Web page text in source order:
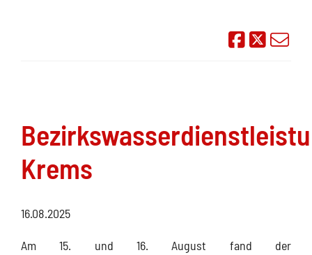
Auf
Krems
16.08.2025
Am 15. und 16. August fand der